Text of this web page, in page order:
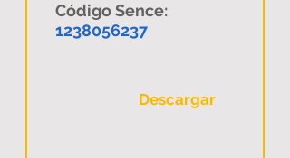
Código Sence:
1238056237
Descargar